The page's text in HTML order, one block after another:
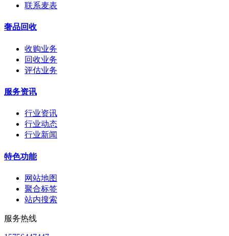
联系麦表
奢品回收
收购业务
回收业务
评估业务
服务资讯
行业资讯
行业动态
行业新闻
特色功能
网站地图
聚合标签
站内搜索
服务热线